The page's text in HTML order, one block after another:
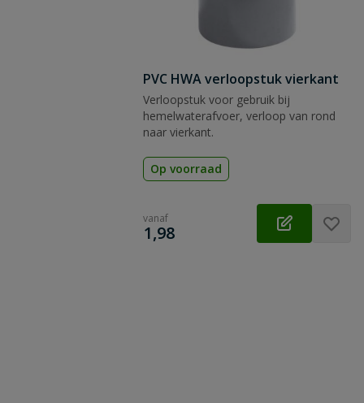
PVC HWA verloopstuk vierkant
Verloopstuk voor gebruik bij
hemelwaterafvoer, verloop van rond
naar vierkant.
Op voorraad
vanaf
€
1,98